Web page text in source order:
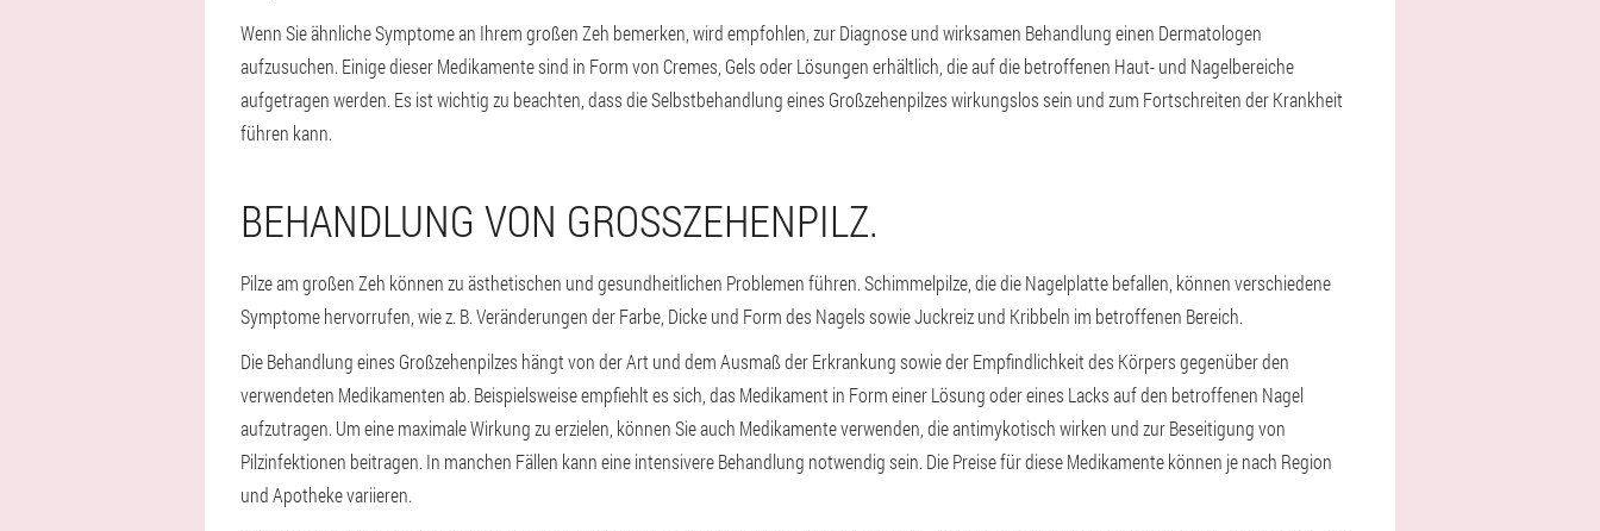
Wenn Sie ähnliche Symptome an Ihrem großen Zeh bemerken, wird empfohlen, zur Diagnose und wirksamen Behandlung einen Dermatologen
aufzusuchen. Einige dieser Medikamente sind in Form von Cremes, Gels oder Lösungen erhältlich, die auf die betroffenen Haut- und Nagelbereiche
aufgetragen werden. Es ist wichtig zu beachten, dass die Selbstbehandlung eines Großzehenpilzes wirkungslos sein und zum Fortschreiten der Krankheit
führen kann.
BEHANDLUNG VON GROSSZEHENPILZ.
Pilze am großen Zeh können zu ästhetischen und gesundheitlichen Problemen führen. Schimmelpilze, die die Nagelplatte befallen, können verschiedene
Symptome hervorrufen, wie z. B. Veränderungen der Farbe, Dicke und Form des Nagels sowie Juckreiz und Kribbeln im betroffenen Bereich.
Die Behandlung eines Großzehenpilzes hängt von der Art und dem Ausmaß der Erkrankung sowie der Empfindlichkeit des Körpers gegenüber den
verwendeten Medikamenten ab. Beispielsweise empfiehlt es sich, das Medikament in Form einer Lösung oder eines Lacks auf den betroffenen Nagel
aufzutragen. Um eine maximale Wirkung zu erzielen, können Sie auch Medikamente verwenden, die antimykotisch wirken und zur Beseitigung von
Pilzinfektionen beitragen. In manchen Fällen kann eine intensivere Behandlung notwendig sein. Die Preise für diese Medikamente können je nach Region
und Apotheke variieren.